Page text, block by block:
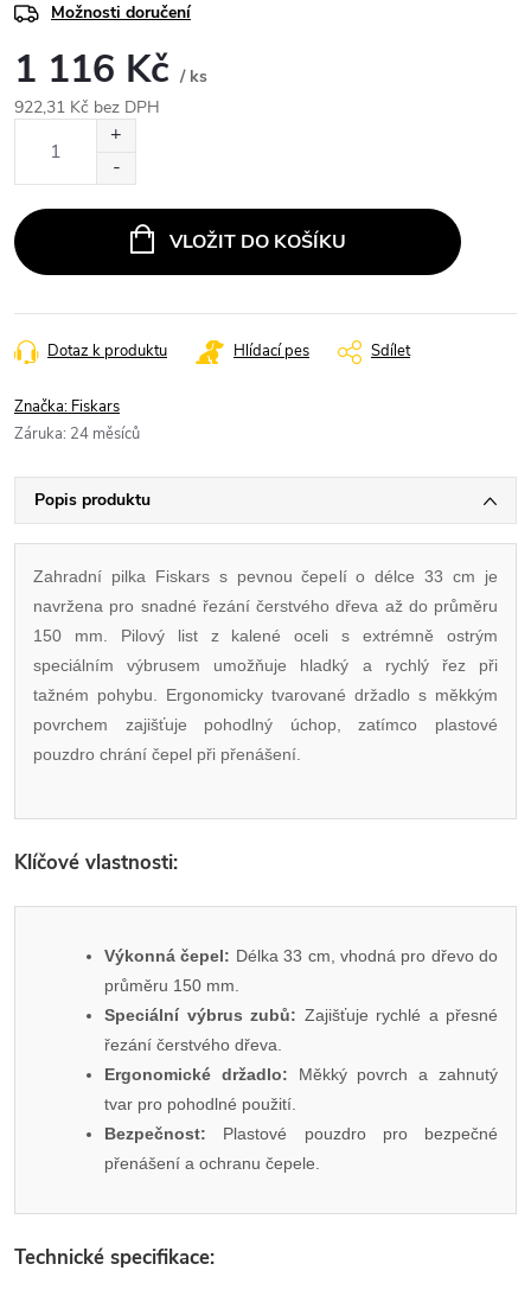
Možnosti doručení
1 116 Kč / ks
922,31 Kč bez DPH
VLOŽIT DO KOŠÍKU
Dotaz k produktu Hlídací pes Sdílet
Značka: Fiskars
Záruka: 24 měsíců
Popis produktu
Zahradní pilka Fiskars s pevnou čepelí o délce 33 cm je
navržena pro snadné řezání čerstvého dřeva až do průměru
150 mm. Pilový list z kalené oceli s extrémně ostrým
speciálním výbrusem umožňuje hladký a rychlý řez při
tažném pohybu. Ergonomicky tvarované držadlo s měkkým
povrchem zajišťuje pohodlný úchop, zatímco plastové
pouzdro chrání čepel při přenášení.
Klíčové vlastnosti:
Výkonná čepel: Délka 33 cm, vhodná pro dřevo do
průměru 150 mm.
Speciální výbrus zubů: Zajišťuje rychlé a přesné
řezání čerstvého dřeva.
Ergonomické držadlo: Měkký povrch a zahnutý
tvar pro pohodlné použití.
Bezpečnost: Plastové pouzdro pro bezpečné
přenášení a ochranu čepele.
Technické specifikace: